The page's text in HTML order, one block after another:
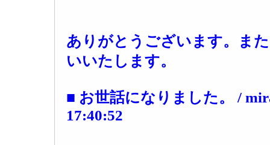
ありがとうございます。ま
いいたします。
■ お世話になりました。 /
17:40:52